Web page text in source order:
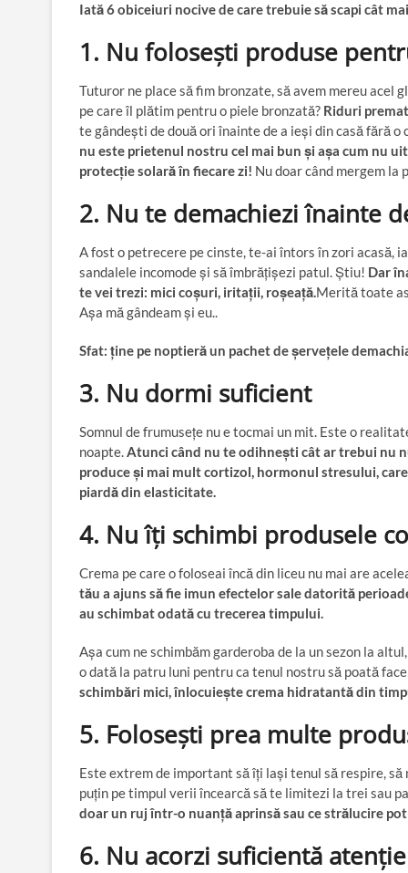
Iată 6 obiceiuri nocive de care trebuie să scapi cât
1. Nu folosești produse
Tuturor ne place să fim bronzate, să avem mereu acel
pe care îl plătim pentru o piele bronzată? Riduri
te gândești de două ori înainte de a ieși din casă fără o
nu este prietenul nostru cel mai bun și așa cum nu
protecție solară în fiecare zi! Nu doar când mergem la
2. Nu te demachiezi înainte
A fost o petrecere pe cinste, te-ai întors în zori acasă,
sandalele incomode și să îmbrățișezi patul. Știu! Dar
te vei trezi: mici coșuri, iritații, roșeață.Merită toate
Așa mă gândeam și eu..
Sfat: ține pe noptieră un pachet de șervețele
3. Nu dormi suficient
Somnul de frumusețe nu e tocmai un mit. Este o
noapte.Atunci când nu te odihnești cât ar trebui nu
produce și mai mult cortizol, hormonul stresului,
piardă din elasticitate.
4. Nu îți schimbi produsele
Crema pe care o foloseai încă din liceu nu mai are
tău a ajuns să fie imun efectelor sale datorită
au schimbat odată cu trecerea timpului.
Așa cum ne schimbăm garderoba de la un sezon la
o dată la patru luni pentru ca tenul nostru să poată
schimbări mici, înlocuiește crema hidratantă din
5. Folosești prea multe
Este extrem de important să îți lași tenul să respire, să
puțin pe timpul verii încearcă să te limitezi la trei sau
doar un ruj într-o nuanță aprinsă sau ce strălucire
6. Nu acorzi suficientă